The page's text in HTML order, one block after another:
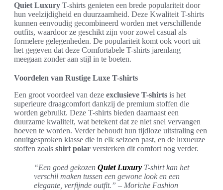
Quiet Luxury T-shirts genieten een brede populariteit door
hun veelzijdigheid en duurzaamheid. Deze Kwaliteit T-shirts
kunnen eenvoudig gecombineerd worden met verschillende
outfits, waardoor ze geschikt zijn voor zowel casual als
formelere gelegenheden. De populariteit komt ook voort uit
het gegeven dat deze Comfortabele T-shirts jarenlang
meegaan zonder aan stijl in te boeten.
Voordelen van Rustige Luxe T-shirts
Een groot voordeel van deze exclusieve T-shirts is het
superieure draagcomfort dankzij de premium stoffen die
worden gebruikt. Deze T-shirts bieden daarnaast een
duurzame kwaliteit, wat betekent dat ze niet snel vervangen
hoeven te worden. Verder behoudt hun tijdloze uitstraling een
onuitgesproken klasse die in elk seizoen past, en de luxueuze
stoffen zoals shirt polar versterken dit comfort nog verder.
“Een goed gekozen Quiet Luxury T-shirt kan het
verschil maken tussen een gewone look en een
elegante, verfijnde outfit.” – Moriche Fashion